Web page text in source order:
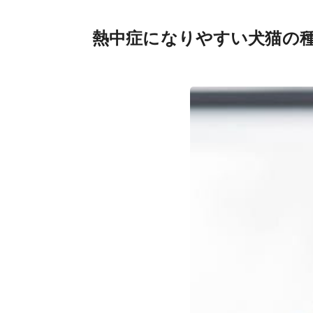
熱中症になりやすい犬猫の